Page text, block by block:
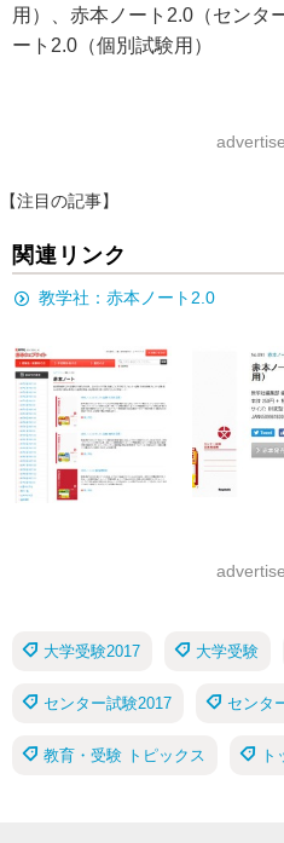
用）、赤本ノート2.0（センタ
ート2.0（個別試験用）
【注目の記事】
関連リンク
教学社：赤本ノート2.0
大学受験2017 大学受験
センター試験2017 センタ
教育・受験 トピックス ト